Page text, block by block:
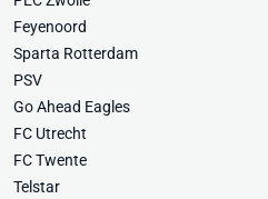
Feyenoord
Sparta Rotterdam
PSV
Go Ahead Eagles
FC Utrecht
FC Twente
Telstar